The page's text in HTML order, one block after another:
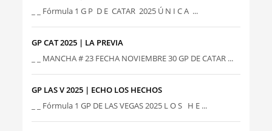
_ _ Fórmula 1 G P D E CATAR 2025 Ú N I C A ...
GP CAT 2025 | LA PREVIA
_ _ MANCHA # 23 FECHA NOVIEMBRE 30 GP DE CATAR ...
GP LAS V 2025 | ECHO LOS HECHOS
_ _ Fórmula 1 GP DE LAS VEGAS 2025 L O S H E ...